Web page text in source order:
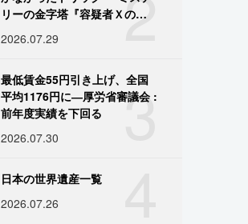
リーの金字塔『容疑者Ｘの献
2026.07.29
3
最低賃金55円引き上げ、全国
平均1176円に―厚労省審議会 :
前年度実績を下回る
2026.07.30
日本の世界遺産一覧
2026.07.26